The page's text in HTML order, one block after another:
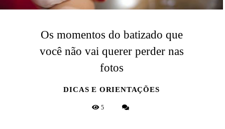
Os momentos do batizado que
você não vai querer perder nas
fotos
DICAS E ORIENTAÇÕES
5